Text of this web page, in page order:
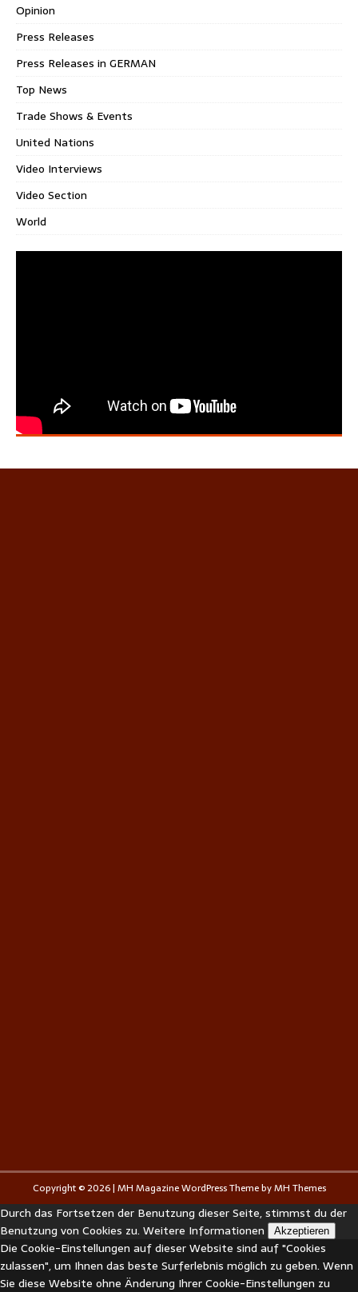
Opinion
Press Releases
Press Releases in GERMAN
Top News
Trade Shows & Events
United Nations
Video Interviews
Video Section
World
Copyright © 2026 | MH Magazine WordPress Theme byMH Themes
Durch das Fortsetzen der Benutzung dieser Seite, stimmst du der
Benutzung von Cookies zu. Weitere Informationen Akzeptieren
Die Cookie-Einstellungen auf dieser Website sind auf "Cookies
zulassen", um Ihnen das beste Surferlebnis möglich zu geben. Wenn
Sie diese Website ohne Änderung Ihrer Cookie-Einstellungen zu